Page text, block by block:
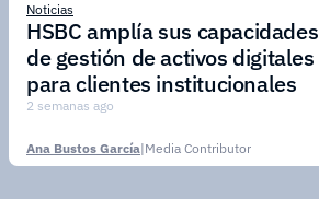
Noticias
HSBC amplía sus capacidades
de gestión de activos digitales
para clientes institucionales
2 semanas ago
Ana Bustos García|Media Contributor